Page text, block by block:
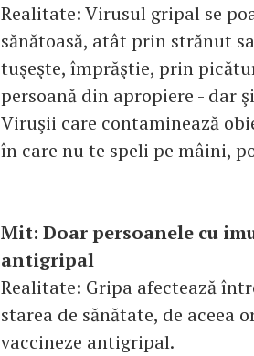
Realitate: Virusul gripal se
sănătoasă, atât prin strănut
tuşeşte, împrăştie, prin
persoană din apropiere - dar
Viruşii care contaminează
în care nu te speli pe mâini,
Mit: Doar persoanele cu
antigripal
Realitate: Gripa afectează
starea de sănătate, de aceea
vaccineze antigripal.